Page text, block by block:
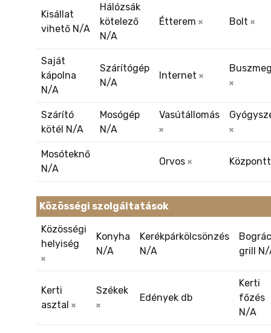
Kisállat
vihető N/A
Hálózsák
kötelező
N/A
Étterem Bolt
Saját
kápolna
N/A
Szárítógép
N/A
Internet
Szárító
kötél N/A
Mosógép
N/A
Vasútállomás
Mosóteknő
N/A
Orvos
Közösségi szolgáltatások
Közösségi
helyiség
Konyha
N/A
Kerékpárkölcsönzés
N/A
grill N/
Kerti
asztal
Székek
Edények db
Kerti
főzés
N/A